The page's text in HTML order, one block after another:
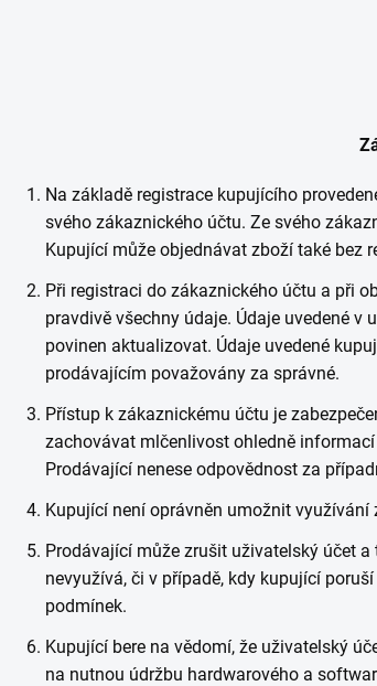
Na základě registrace kupujícího
svého zákaznického účtu. Ze svého
Kupující může objednávat zboží také bez
Při registraci do zákaznického účtu a při
pravdivě všechny údaje. Údaje uvedené
povinen aktualizovat. Údaje uvedené
prodávajícím považovány za správné.
Přístup k zákaznickému účtu je
zachovávat mlčenlivost ohledně
Prodávající nenese odpovědnost za
Kupující není oprávněn umožnit
Prodávající může zrušit uživatelský účet
nevyužívá, či v případě, kdy kupující
podmínek.
Kupující bere na vědomí, že uživatelský
na nutnou údržbu hardwarového a